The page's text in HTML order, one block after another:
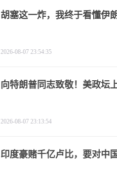
胡塞这一炸，我终于看懂伊
2026-08-07 23:54:35
向特朗普同志致敬！美政坛
2026-08-07 23:13:54
印度豪赌千亿卢比，要对中